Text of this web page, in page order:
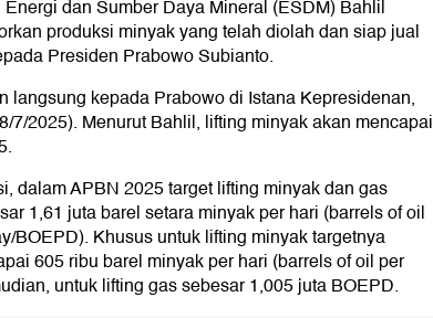
Energi dan Sumber Daya Mineral (ESDM) Bahlil
produksi minyak yang telah diolah dan siap jual
Presiden Prabowo Subianto.
langsung kepada Prabowo di Istana Kepresidenan,
7/2025). Menurut Bahlil, lifting minyak akan mencapai
dalam APBN 2025 target lifting minyak dan gas
1,61 juta barel setara minyak per hari (barrels of oil
BOEPD). Khusus untuk lifting minyak targetnya
605 ribu barel minyak per hari (barrels of oil per
untuk lifting gas sebesar 1,005 juta BOEPD.